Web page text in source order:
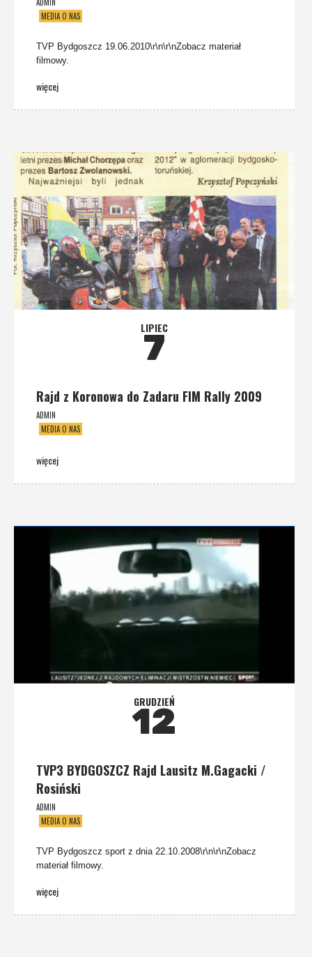
MEDIA O NAS
TVP Bydgoszcz 19.06.2010\r\n\r\nZobacz materiał
filmowy.
więcej
LIPIEC
7
Rajd z Koronowa do Zadaru FIM Rally 2009
ADMIN
MEDIA O NAS
więcej
GRUDZIEŃ
12
TVP3 BYDGOSZCZ Rajd Lausitz M.Gagacki /
Rosiński
ADMIN
MEDIA O NAS
TVP Bydgoszcz sport z dnia 22.10.2008\r\n\r\nZobacz
materiał filmowy.
więcej